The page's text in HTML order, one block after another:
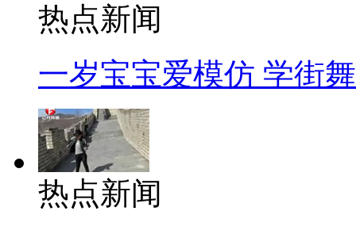
热点新闻
一岁宝宝爱模仿 学街
热点新闻